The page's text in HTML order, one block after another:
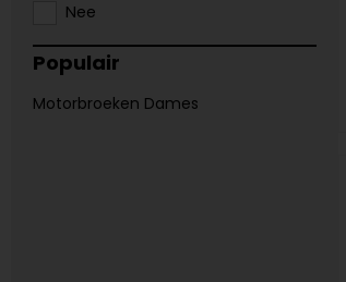
Nee
Populair
Motorbroeken Dames